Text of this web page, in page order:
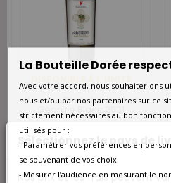
Sélectionnez le pays de
Nos prix et les frais peuvent
Khareba Rkatsiteli Kakheti
Géorgie Blanc 2021
15,00 €
La Bouteille Dorée
Avec votre accord, nous souhaiterions
nous et/ou par nos partenaires sur ce
strictement nécessaires au bon
utilisés pour :
- Paramétrer vos préférences en
se souvenant de vos choix.
- Mesurer l’audience en mesurant le